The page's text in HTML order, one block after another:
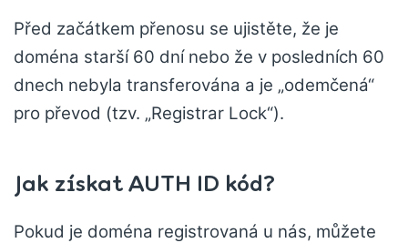
Před začátkem přenosu se ujistěte, že je
doména starší 60 dní nebo že v posledních 60
dnech nebyla transferována a je „odemčená“
pro převod (tzv. „Registrar Lock“).
Jak získat AUTH ID kód?
Pokud je doména registrovaná u nás, můžete